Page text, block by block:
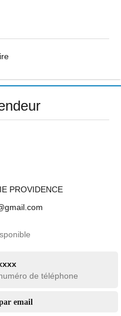
PROVIDENCE
de téléphone
email